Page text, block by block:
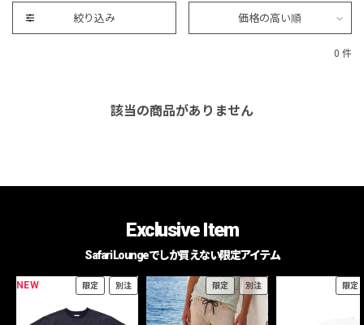
絞り込み 価格の高い順
0 件
該当の商品がありません
Exclusive Item
Safari Loungeでしか買えない限定アイテム
NEW 限定 別注 限定 別注 限定